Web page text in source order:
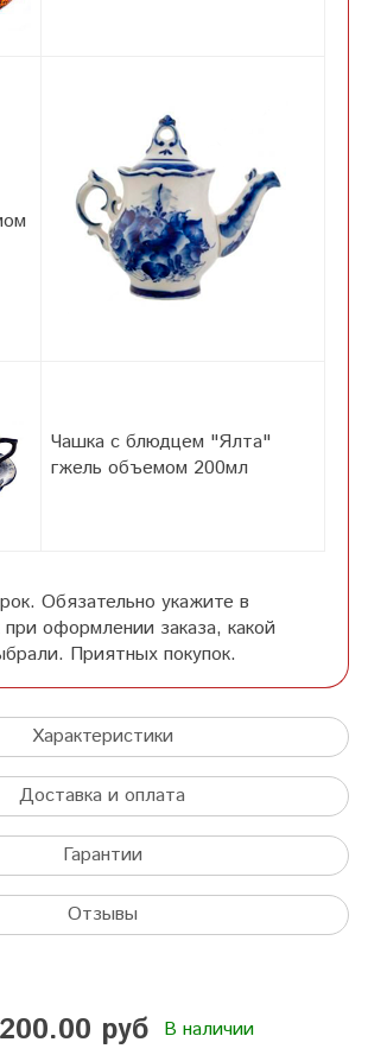
Чашка с блюдцем "Ялта"
гжель объемом 200мл
Обязательно укажите в
оформлении заказа, какой
Приятных покупок.
Характеристики
Доставка и оплата
Гарантии
Отзывы
руб В наличии